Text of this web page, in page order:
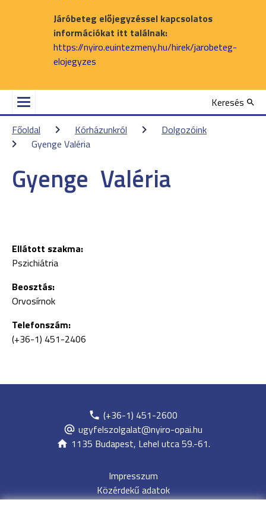
Járóbeteg előjegyzéssel kapcsolatos
információkat itt találnak:
https://nyiro.euintezmeny.hu/hirek/jarobeteg-
elojegyzes
Keresés
Főoldal
Kórházunkról
Dolgozóink
Gyenge Valéria
Gyenge Valéria
Ellátott szakma:
Pszichiátria
Beosztás:
Orvosírnok
Telefonszám:
(+36-1) 451-2406
(+36-1) 451-2600
ugyfelszolgalat@nyiro-opai.hu
1135 Budapest, Lehel utca 59.-61.
Impresszum
Közérdekű adatok
Adatvédelem